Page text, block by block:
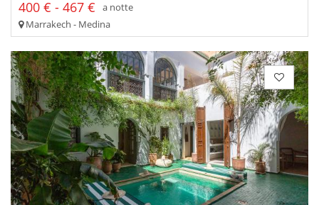
400 € - 467 €
a notte
Marrakech - Medina